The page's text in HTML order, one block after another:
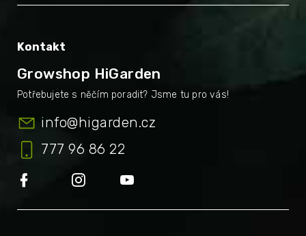
Kontakt
Growshop HiGarden
info@higarden.cz
777 96 86 22